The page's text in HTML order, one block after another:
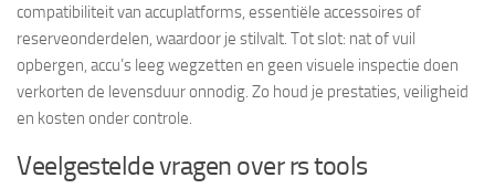
compatibiliteit van accuplatforms, essentiële accessoires of
reserveonderdelen, waardoor je stilvalt. Tot slot: nat of vuil
opbergen, accu’s leeg wegzetten en geen visuele inspectie doen
verkorten de levensduur onnodig. Zo houd je prestaties, veiligheid
en kosten onder controle.
Veelgestelde vragen over rs tools